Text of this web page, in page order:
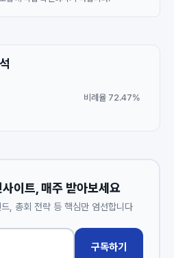
비례율 72.47%
이트, 매주 받아보세요
, 총회 전략 등 핵심만 엄선합니다
구독하기